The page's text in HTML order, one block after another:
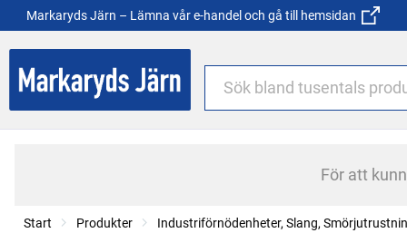
Markaryds Järn – Lämna vår e-handel och gå till hemsidan
För att
Start Produkter Industriförnödenheter, Slang,